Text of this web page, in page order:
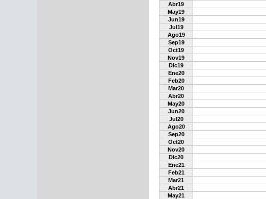
Abr19
May19
Jun19
Jul19
Ago19
Sep19
Oct19
Nov19
Dic19
Ene20
Feb20
Mar20
Abr20
May20
Jun20
Jul20
Ago20
Sep20
Oct20
Nov20
Dic20
Ene21
Feb21
Mar21
Abr21
May21